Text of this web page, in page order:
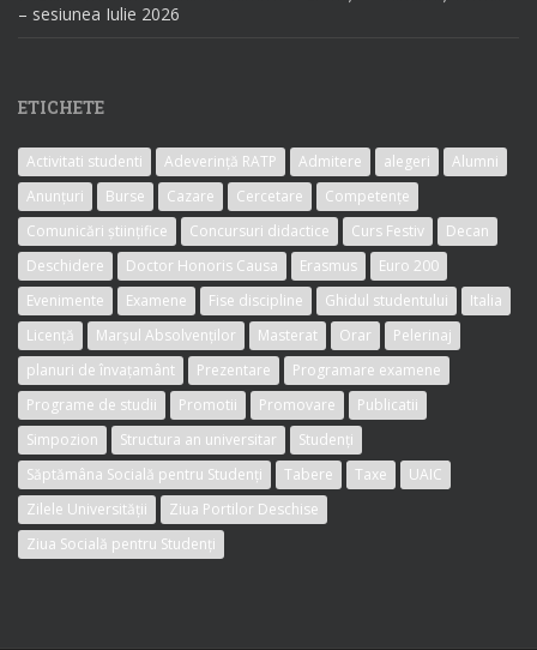
– sesiunea Iulie 2026
ETICHETE
Activitati studenti Adeverință RATP Admitere alegeri
Alumni
Anunțuri
Burse Cazare Cercetare
Competențe
Comunicări științifice
Concursuri didactice Curs Festiv
Decan
Deschidere
Doctor Honoris Causa Erasmus
Euro 200
Evenimente
Examene Fise discipline Ghidul studentului
Italia
Licență
Marșul Absolvenților Masterat Orar
Pelerinaj
planuri de învațamânt
Prezentare
Programare examene
Programe de studii
Promotii Promovare
Publicatii
Simpozion
Structura an universitar
Studenți
Săptămâna Socială pentru Studenți
Tabere Taxe
UAIC
Zilele Universității
Ziua Portilor Deschise
Ziua Socială pentru Studenți